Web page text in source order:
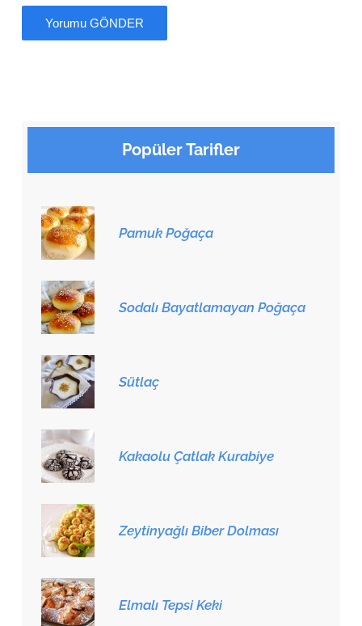
Popüler Tarifler
Pamuk Poğaça
Sodalı Bayatlamayan Poğaça
Sütlaç
Kakaolu Çatlak Kurabiye
Zeytinyağlı Biber Dolması
Elmalı Tepsi Keki